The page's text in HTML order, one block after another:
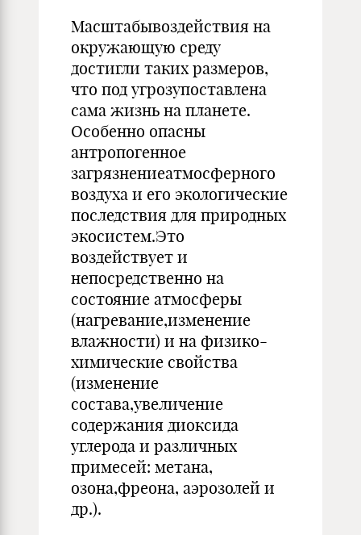
Масштабывоздействия на
окружающую среду
достигли та­ких размеров,
что под угрозупоставлена
сама жизнь на планете.
Особенно опасны
антропогенное
загрязнениеатмосферного
воз­духа и его экологические
последствия для природных
экосистем.Это
воздействует и
непосредственно на
состояние атмосферы
(нагревание,изменение
влажности) и на физико-
химические свойства
(изменение
состава,увеличение
содержа­ния диоксида
углерода и различных
примесей: метана,
озона,фреона, аэрозолей и
др.).